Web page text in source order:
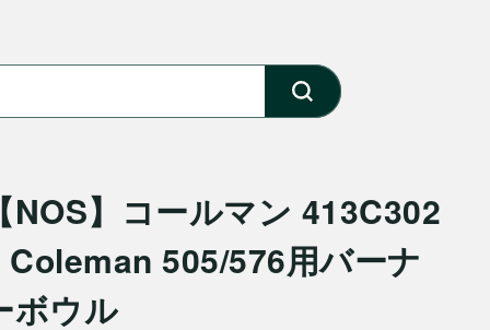
NOS】コールマン 413C302
Coleman 505/576用バーナ
ボウル